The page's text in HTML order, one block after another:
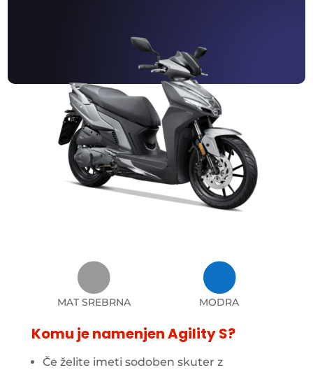
Komu je namenjen Agility S?
Če želite imeti sodoben skuter z

MAT SREBRNA

MODRA